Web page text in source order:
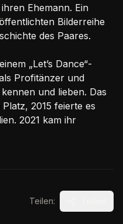
Ehemann. Ein
Bilderreihe
des Paares.
„Let’s Dance“-
Profitänzer und
und lieben. Das
2015 feierte es
2021 kam ihr
Teilen: